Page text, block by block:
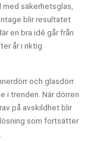
säkerhetsglas,
blir resultatet
en bra idé går från
år i riktig
och glasdörr
i trenden. När dörren
på avskildhet blir
som fortsätter